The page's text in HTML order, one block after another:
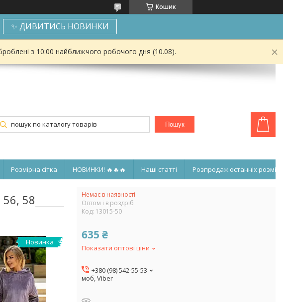
Кошик
✨ ДИВИТИСЬ НОВИНКИ
з 10:00 найближчого робочого дня (10.08).
Пошук
Розмірна сітка НОВИНКИ! 🔥🔥🔥 Наші статті Розпродаж останніх
58
Новинка
Немає в наявності
Оптом і в роздріб
Код: 13015-50
635 ₴
Показати оптові ціни
+380 (98) 542-55-53
моб, Viber